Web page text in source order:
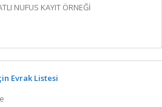
NUFUS KAYIT ÖRNEĞİ
Evrak Listesi